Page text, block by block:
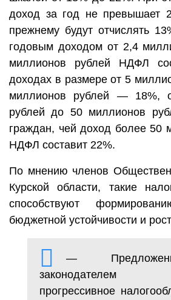
доход за год не превышает
прежнему будут отчислять
годовым доходом от 2,4
миллионов рублей НДФЛ
доходах в размере от 5
миллионов рублей — 18%,
рублей до 50 миллионов
граждан, чей доход более 50
НДФЛ составит 22%.
По мнению членов
Курской области, такие
способствуют
бюджетной устойчивости и
—
законодателем
прогрессивное